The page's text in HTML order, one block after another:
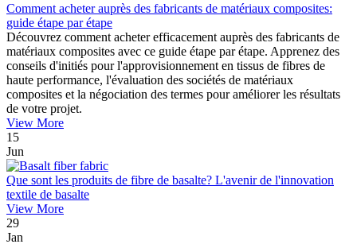
Comment acheter auprès des fabricants de matériaux composites:
guide étape par étape
Découvrez comment acheter efficacement auprès des fabricants de
matériaux composites avec ce guide étape par étape. Apprenez des
conseils d'initiés pour l'approvisionnement en tissus de fibres de
haute performance, l'évaluation des sociétés de matériaux
composites et la négociation des termes pour améliorer les résultats
de votre projet.
View More
15
Jun
Que sont les produits de fibre de basalte? L'avenir de l'innovation
textile de basalte
View More
29
Jan